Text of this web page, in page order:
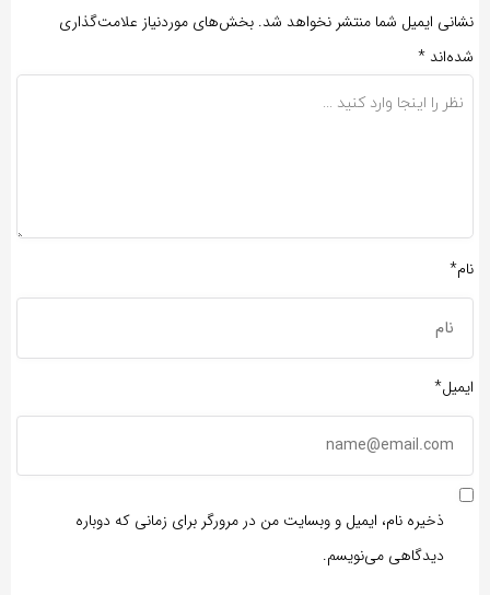
نشانی ایمیل شما منتشر نخواهد شد. بخش‌های موردنیاز علامت‌گذاری
شده‌اند *
نام*
ایمیل*
ذخیره نام، ایمیل و وبسایت من در مرورگر برای زمانی که دوباره
دیدگاهی می‌نویسم.